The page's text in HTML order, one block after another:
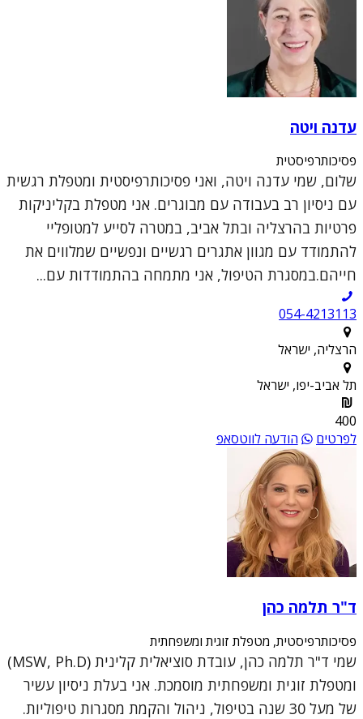
עדנה ויטה
פסיכותרפיסטית
שלום, שמי עדנה ויטה, ואני פסיכותרפיסטית ומטפלת רגשית
עם ניסיון רב בעבודה עם מבוגרים. אני מטפלת בקליניקות
פרטיות בהרצליה ובתל אביב, במטרה לסייע למטופליי
להתמודד עם מגוון אתגרים רגשיים ונפשיים שמלווים את
חייהם.במסגרת הטיפול, אני מתמחה בהתמודדות עם...
054-4213113
הרצליה, ישראל
תל אביב-יפו, ישראל
400
לפרטים
הודעה לווטסאפ
ד"ר תלמה כהן
פסיכותרפיסטית, מטפלת זוגית ומשפחתית
שמי ד"ר תלמה כהן, עובדת סוציאלית קלינית (MSW, Ph.D)
ומטפלת זוגית ומשפחתית מוסמכת. אני בעלת ניסיון עשיר
של מעל 30 שנה בטיפול, ניהול והקמת מסגרות טיפוליות.